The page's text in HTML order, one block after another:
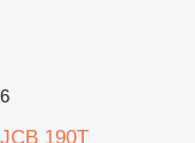
6
JCB 190T